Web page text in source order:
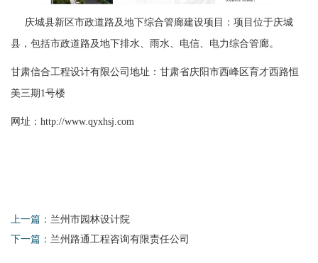
庆城县新区市政道路及地下综合管廊建设项目：项目位于庆城
县，包括市政道路及地下排水、雨水、电信、电力综合管廊。
甘肃信合工程设计有限公司地址：甘肃省庆阳市西峰区育才西路恒
美三期1号楼
网址：http://www.qyxhsj.com
上一篇： 兰州市园林设计院
下一篇： 兰州路通工程咨询有限责任公司